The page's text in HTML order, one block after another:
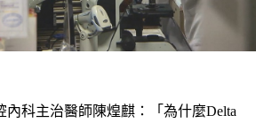
內科主治醫師陳煌麒：「為什麼Delta